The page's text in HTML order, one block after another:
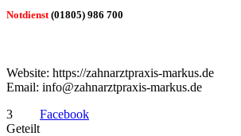
Notdienst (01805) 986 700
Website: https://zahnarztpraxis-markus.de
Email: info@zahnarztpraxis-markus.de
3
Geteilt
Facebook